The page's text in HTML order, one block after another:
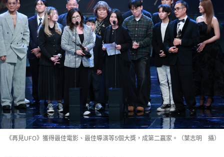
《再見UFO》獲得最佳電影、最佳導演等5個大獎，成第二贏家。（葉志明 攝）